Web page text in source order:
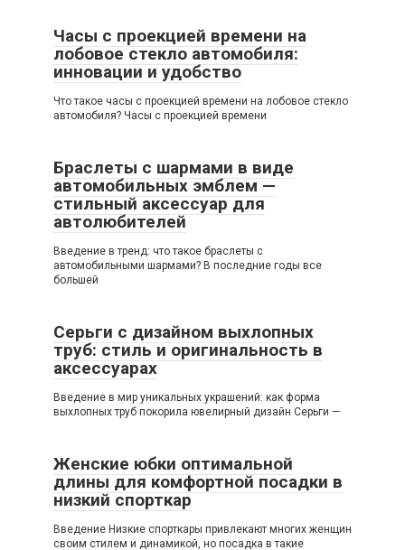
Часы с проекцией времени на
лобовое стекло автомобиля:
инновации и удобство
Что такое часы с проекцией времени на лобовое стекло
автомобиля? Часы с проекцией времени
Браслеты с шармами в виде
автомобильных эмблем —
стильный аксессуар для
автолюбителей
Введение в тренд: что такое браслеты с
автомобильными шармами? В последние годы все
большей
Серьги с дизайном выхлопных
труб: стиль и оригинальность в
аксессуарах
Введение в мир уникальных украшений: как форма
выхлопных труб покорила ювелирный дизайн Серьги —
Женские юбки оптимальной
длины для комфортной посадки в
низкий спорткар
Введение Низкие спорткары привлекают многих женщин
своим стилем и динамикой, но посадка в такие